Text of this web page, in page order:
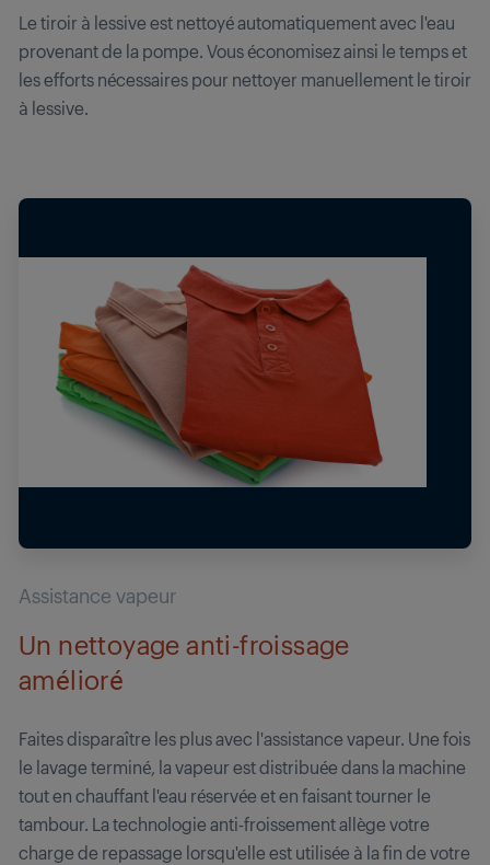
Le tiroir à lessive est nettoyé automatiquement avec l'eau
provenant de la pompe. Vous économisez ainsi le temps et
les efforts nécessaires pour nettoyer manuellement le tiroir
à lessive.
Assistance vapeur
Un nettoyage anti-froissage
amélioré
Faites disparaître les plus avec l'assistance vapeur. Une fois
le lavage terminé, la vapeur est distribuée dans la machine
tout en chauffant l'eau réservée et en faisant tourner le
tambour. La technologie anti-froissement allège votre
charge de repassage lorsqu'elle est utilisée à la fin de votre